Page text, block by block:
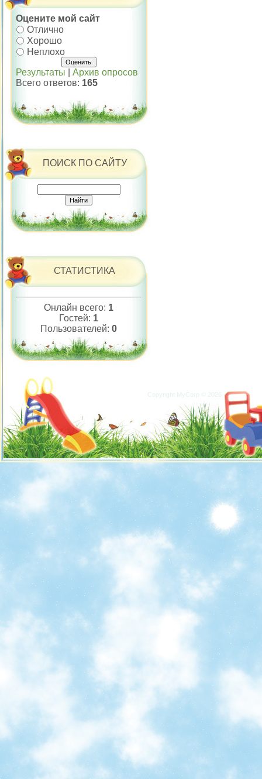
Оцените мой сайт
Отлично
Хорошо
Неплохо
Результаты
Архив опросов
Всего ответов: 165
ПОИСК ПО САЙТУ
СТАТИСТИКА
Онлайн всего: 1
Гостей: 1
Пользователей: 0
Copyright MyCorp © 2026